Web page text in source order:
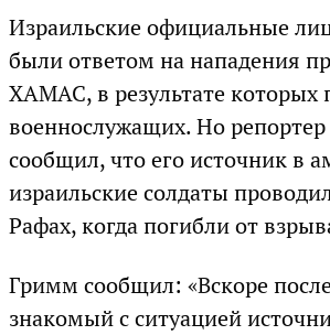
Израильские официальные
были ответом на нападения
ХАМАС, в результате которых
военнослужащих. Но
сообщил, что его источник в
израильские солдаты
Рафах, когда погибли от
Гримм сообщил: «Вскоре
знакомый с ситуацией